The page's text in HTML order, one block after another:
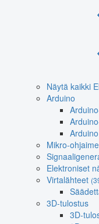
Näytä kaikki
Arduino
Mikro-
Elektroniset
Virtalähteet
3D-tulostus
3D-